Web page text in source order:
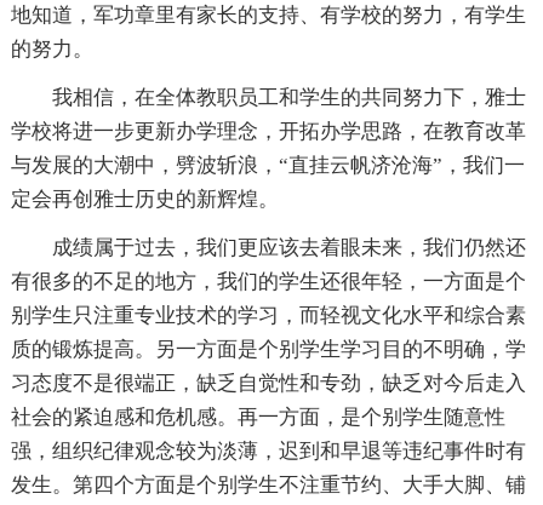
地知道，军功章里有家长的支持、有学校的努力，有学生
的努力。
我相信，在全体教职员工和学生的共同努力下，雅士
学校将进一步更新办学理念，开拓办学思路，在教育改革
与发展的大潮中，劈波斩浪，“直挂云帆济沧海”，我们一
定会再创雅士历史的新辉煌。
成绩属于过去，我们更应该去着眼未来，我们仍然还
有很多的不足的地方，我们的学生还很年轻，一方面是个
别学生只注重专业技术的学习，而轻视文化水平和综合素
质的锻炼提高。另一方面是个别学生学习目的不明确，学
习态度不是很端正，缺乏自觉性和专劲，缺乏对今后走入
社会的紧迫感和危机感。再一方面，是个别学生随意性
强，组织纪律观念较为淡薄，迟到和早退等违纪事件时有
发生。第四个方面是个别学生不注重节约、大手大脚、铺